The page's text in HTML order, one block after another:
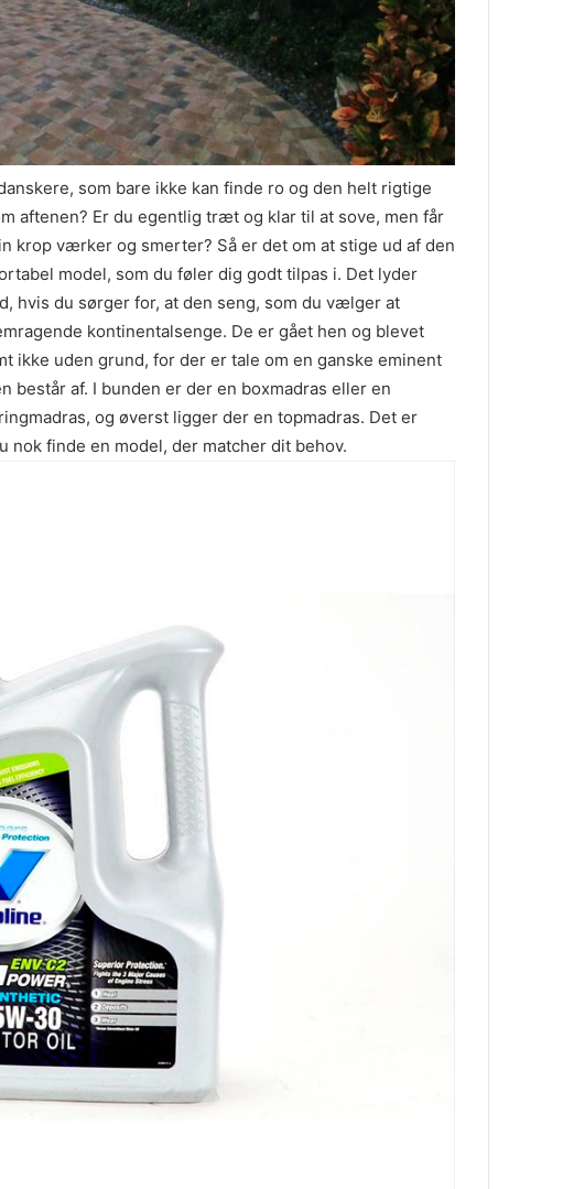
som bare ikke kan finde ro og den helt rigtige
aftenen? Er du egentlig træt og klar til at sove, men får
krop værker og smerter? Så er det om at stige ud af den
model, som du føler dig godt tilpas i. Det lyder
hvis du sørger for, at den seng, som du vælger at
kontinentalsenge. De er gået hen og blevet
ikke uden grund, for der er tale om en ganske eminent
består af. I bunden er der en boxmadras eller en
og øverst ligger der en topmadras. Det er
nok finde en model, der matcher dit behov.